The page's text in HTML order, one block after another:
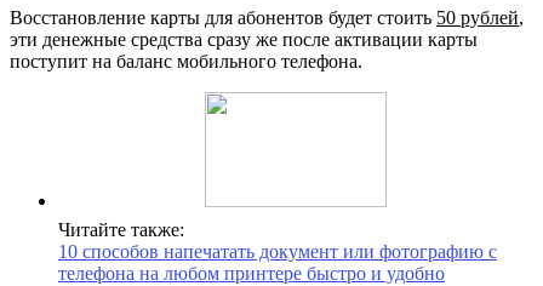
Восстановление карты для абонентов будет стоить 50 рублей,
эти денежные средства сразу же после активации карты
поступит на баланс мобильного телефона.
Читайте также:
10 способов напечатать документ или фотографию с
телефона на любом принтере быстро и удобно